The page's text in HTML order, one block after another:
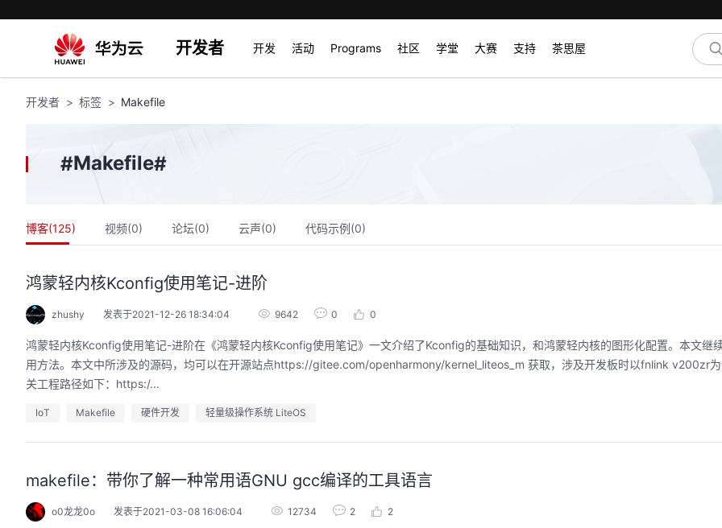
开发者 开发 活动 Programs 社区 学堂 大赛 支持 茶思屋
开发者 标签 Makefile
#Makefile#
博客(125) 视频(0) 论坛(0) 云声(0) 代码示例(0)
鸿蒙轻内核Kconfig使用笔记-进阶
zhushy 发表于2021-12-26 18:34:04 9642 0 0
鸿蒙轻内核Kconfig使用笔记-进阶在《鸿蒙轻内核Kconfig使用笔记》一文介绍了Kconfig的基础知识，和鸿蒙轻内核的图形化配置。本文继
用方法。本文中所涉及的源码，均可以在开源站点https://gitee.com/openharmony/kernel_liteos_m 获取，涉及开发板时以fnlink v200zr
关工程路径如下：https:/...
IoT Makefile 硬件开发 轻量级操作系统 LiteOS
makefile：带你了解一种常用语GNU gcc编译的工具语言
o0龙龙0o 发表于2021-03-08 16:06:04 12734 2 2
者运营负责人
智能开发全链路实战
王一男-华为云码道产品规划专家；李炎-华为云码道产品专家；姜浩-华为云HCDG核心组成员
2026/07/23 周四 15:00-17:00
张豪杰/程文/王军/刘新春/黄钦开 /张晓天
本次华为云具身智能开发平台CloudRobo培训